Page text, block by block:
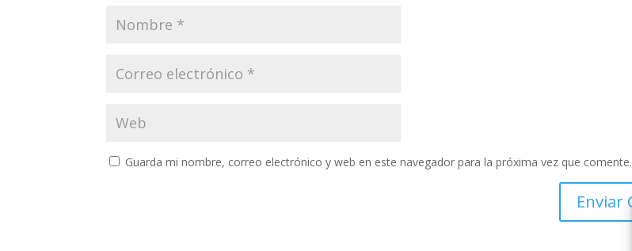
Guarda mi nombre, correo electrónico y web en este navegador para la próxima vez que comente.